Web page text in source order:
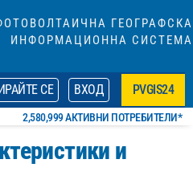
ГЕОГРАФСКА
ИНФОРМАЦИОННА СИСТЕМА
СЕ ВХОД PVGIS24
2,580,999 АКТИВНИ ПОТРЕБИТЕЛИ*
и